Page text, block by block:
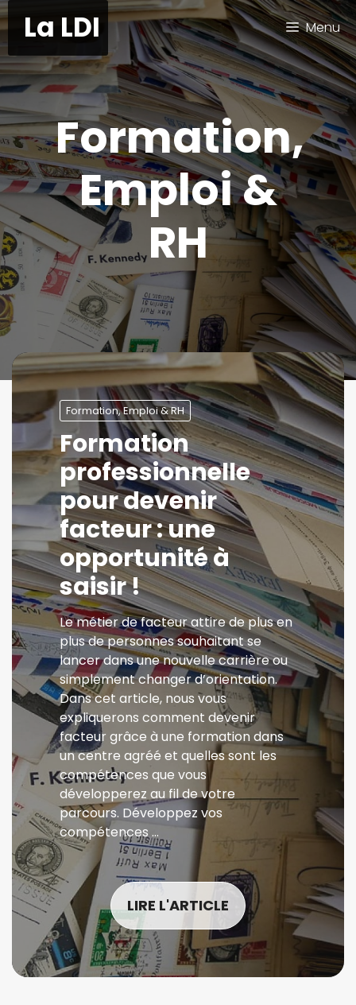
Aller
au
contenu
La LDI Menu
Formation,
Emploi &
RH
Formation, Emploi & RH
Formation
professionnelle
pour devenir
facteur : une
opportunité à
saisir !
Le métier de facteur attire de plus en
plus de personnes souhaitant se
lancer dans une nouvelle carrière ou
simplement changer d’orientation.
Dans cet article, nous vous
expliquerons comment devenir
facteur grâce à une formation dans
un centre agréé et quelles sont les
compétences que vous
développerez au fil de votre
parcours. Développez vos
compétences …
LIRE L'ARTICLE